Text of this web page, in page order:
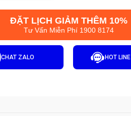
ĐẶT LỊCH GIẢM THÊM 10%
Tư Vấn Miễn Phí 1900 8174
CHAT ZALO HOT